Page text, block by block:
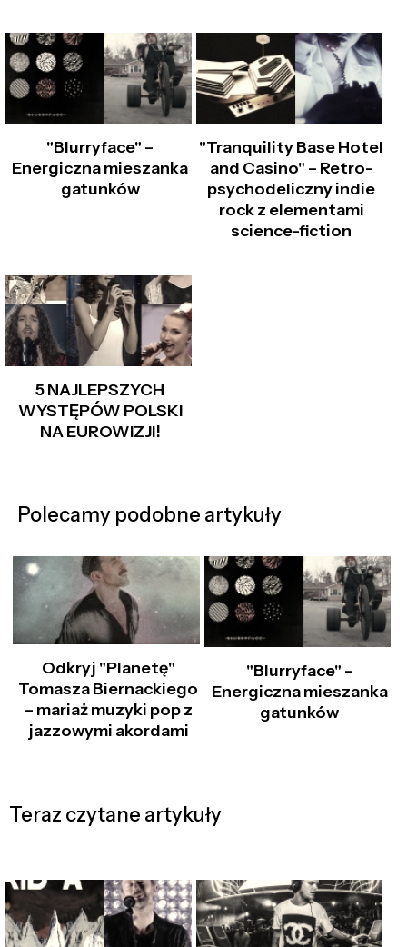
"Blurryface" –
Energiczna mieszanka
gatunków
"Tranquility Base Hotel
and Casino" – Retro-
psychodeliczny indie
rock z elementami
science-fiction
5 NAJLEPSZYCH
WYSTĘPÓW POLSKI
NA EUROWIZJI!
Polecamy podobne artykuły
Odkryj "Planetę"
Tomasza Biernackiego
– mariaż muzyki pop z
jazzowymi akordami
"Blurryface" –
Energiczna mieszanka
gatunków
Teraz czytane artykuły